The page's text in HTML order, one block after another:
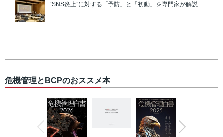
“SNS炎上”に対する「予防」と「初動」を専門家が解説
危機管理とBCPのおススメ本